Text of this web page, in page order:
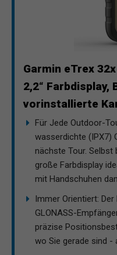
Garmin eTrex
2,2“ Farbdisplay,
vorinstallierte
Für Jede Outdoor-
wasserdichte (IPX7)
nächste Tour. Selbst
große Farbdisplay
mit Handschuhen
Immer Orientiert:
GLONASS-
präzise
wo Sie gerade sind -